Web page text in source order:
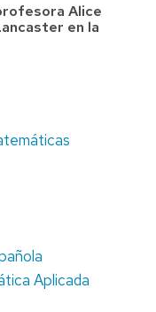
Alice
en la
Aplicada